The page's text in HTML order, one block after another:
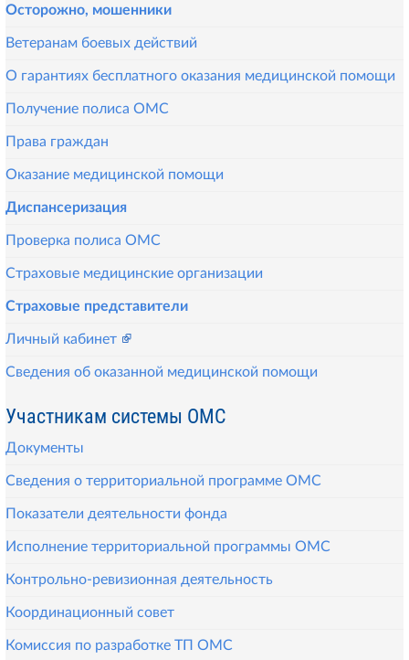
Осторожно, мошенники
Ветеранам боевых действий
О гарантиях бесплатного оказания медицинской помощи
Получение полиса ОМС
Права граждан
Оказание медицинской помощи
Диспансеризация
Проверка полиса ОМС
Страховые медицинские организации
Страховые представители
Личный кабинет
Сведения об оказанной медицинской помощи
Участникам системы ОМС
Документы
Сведения о территориальной программе ОМС
Показатели деятельности фонда
Исполнение территориальной программы ОМС
Контрольно-ревизионная деятельность
Координационный совет
Комиссия по разработке ТП ОМС